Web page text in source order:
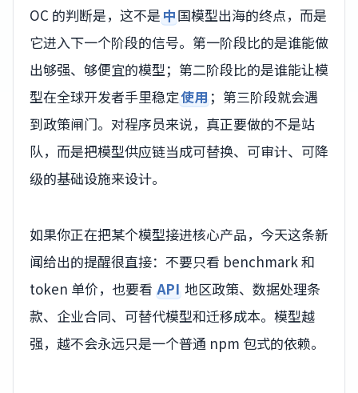
OC 的判断是，这不是中国模型出海的终点，而是
它进入下一个阶段的信号。第一阶段比的是谁能做
出够强、够便宜的模型；第二阶段比的是谁能让模
型在全球开发者手里稳定使用 ；第三阶段就会遇
到政策闸门。对程序员来说，真正要做的不是站
队，而是把模型供应链当成可替换、可审计、可降
级的基础设施来设计。
如果你正在把某个模型接进核心产品，今天这条新
闻给出的提醒很直接：不要只看 benchmark 和
token 单价，也要看 API 地区政策、数据处理条
款、企业合同、可替代模型和迁移成本。模型越
强，越不会永远只是一个普通 npm 包式的依赖。